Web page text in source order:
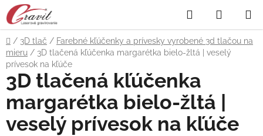
Prejsť
na
obsah
Hľadať
KOŠÍK
Domov
/ 3D tlač / Farebné kľúčenky a prívesky vyrobené 3d tlačou na
mieru / 3D tlačená kľúčenka margarétka bielo-žltá | veselý
prívesok na kľúče
3D tlačená kľúčenka
margarétka bielo-žltá |
veselý prívesok na kľúče